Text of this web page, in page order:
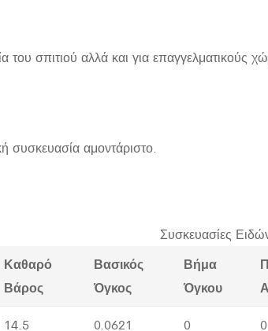
του σπιτιού αλλά και για
συσκευασία αμοντάριστο.
Συσκευασίες
Καθαρό
Βάρος
Βασικός
Όγκος
Βήμα
Όγκου
14.5 0.0621 0 0